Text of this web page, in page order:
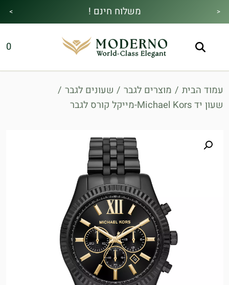
< משלוח חינם !
מתנה מיוחדת בכל בקנייה !
הנחה!בהקשת קוד קופון👇
>
0
עמוד הבית / מוצרים לגבר / שעונים לגבר /
שעון יד Michael Kors-מייקל קורס לגבר